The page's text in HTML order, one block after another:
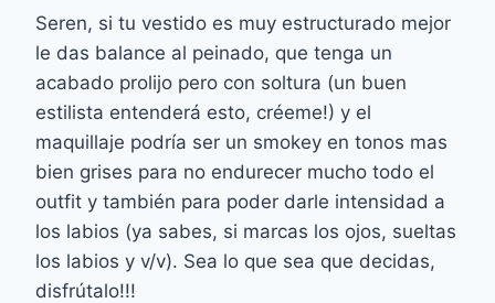
Seren, si tu vestido es muy estructurado mejor
le das balance al peinado, que tenga un
acabado prolijo pero con soltura (un buen
estilista entenderá esto, créeme!) y el
maquillaje podría ser un smokey en tonos mas
bien grises para no endurecer mucho todo el
outfit y también para poder darle intensidad a
los labios (ya sabes, si marcas los ojos, sueltas
los labios y v/v). Sea lo que sea que decidas,
disfrútalo!!!